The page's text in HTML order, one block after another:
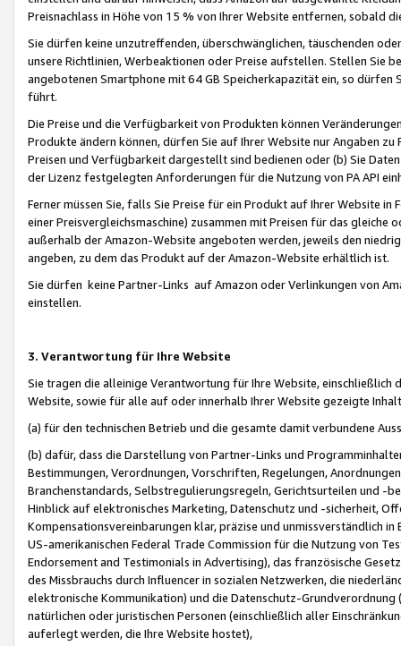
Preisnachlass in Höhe von 15 % von Ihrer Website entfernen, sobald
Sie dürfen keine unzutreffenden, überschwänglichen, täuschenden
unsere Richtlinien, Werbeaktionen oder Preise aufstellen. Stellen Sie
angebotenen Smartphone mit 64 GB Speicherkapazität ein, so dürfen
führt.
Die Preise und die Verfügbarkeit von Produkten können
Produkte ändern können, dürfen Sie auf Ihrer Website nur Angaben
Preisen und Verfügbarkeit dargestellt sind bedienen oder (b) Sie
der Lizenz festgelegten Anforderungen für die Nutzung von PA API
Ferner müssen Sie, falls Sie Preise für ein Produkt auf Ihrer Website
einer Preisvergleichsmaschine) zusammen mit Preisen für das
außerhalb der Amazon-Website angeboten werden, jeweils den
angeben, zu dem das Produkt auf der Amazon-Website erhältlich ist.
Sie dürfen keine Partner-Links auf Amazon oder Verlinkungen von
einstellen.
3. Verantwortung für Ihre Website
Sie tragen die alleinige Verantwortung für Ihre Website,
Website, sowie für alle auf oder innerhalb Ihrer Website gezeigte
(a) für den technischen Betrieb und die gesamte damit verbundene
(b) dafür, dass die Darstellung von Partner-Links und
Bestimmungen, Verordnungen, Vorschriften, Regelungen,
Branchenstandards, Selbstregulierungsregeln, Gerichtsurteilen und -
Hinblick auf elektronisches Marketing, Datenschutz und -sicherheit,
Kompensationsvereinbarungen klar, präzise und unmissverständlich
US-amerikanischen Federal Trade Commission für die Nutzung von
Endorsement and Testimonials in Advertising), das französische
des Missbrauchs durch Influencer in sozialen Netzwerken, die
elektronische Kommunikation) und die Datenschutz-
natürlichen oder juristischen Personen (einschließlich aller
auferlegt werden, die Ihre Website hostet),